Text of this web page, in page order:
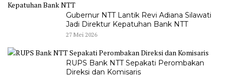
Gubernur NTT Lantik Revi Adiana Silawati
Jadi Direktur Kepatuhan Bank NTT
27 Mei 2026
RUPS Bank NTT Sepakati Perombakan
Direksi dan Komisaris